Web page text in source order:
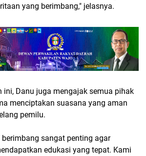
yang berimbang," jelasnya.
ini, Danu juga mengajak semua pihak
menciptakan suasana yang aman
pemilu.
sangat penting agar
edukasi yang tepat. Kami